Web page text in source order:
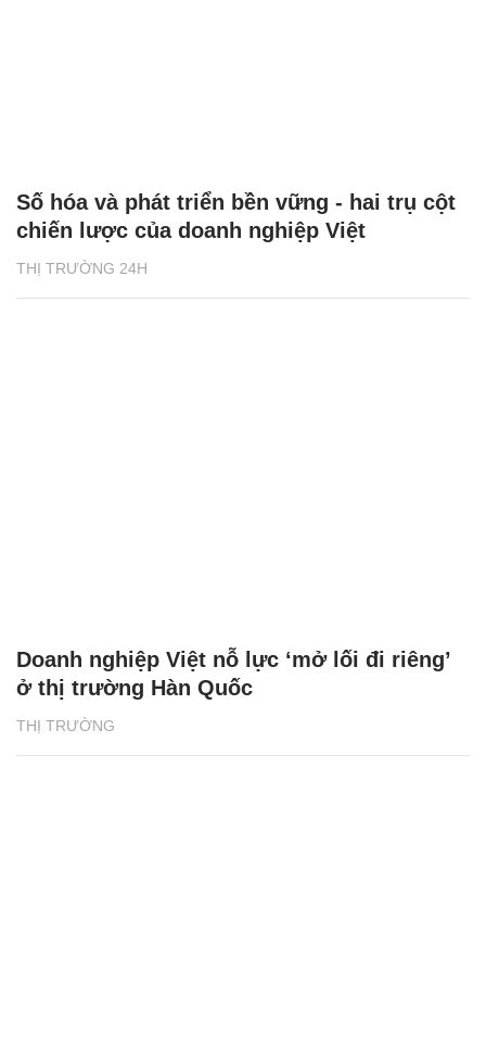
THỊ TRƯỜNG 24H
Số hóa và phát triển bền vững - hai trụ cột
chiến lược của doanh nghiệp Việt
THỊ TRƯỜNG
Doanh nghiệp Việt nỗ lực ‘mở lối đi riêng’
ở thị trường Hàn Quốc